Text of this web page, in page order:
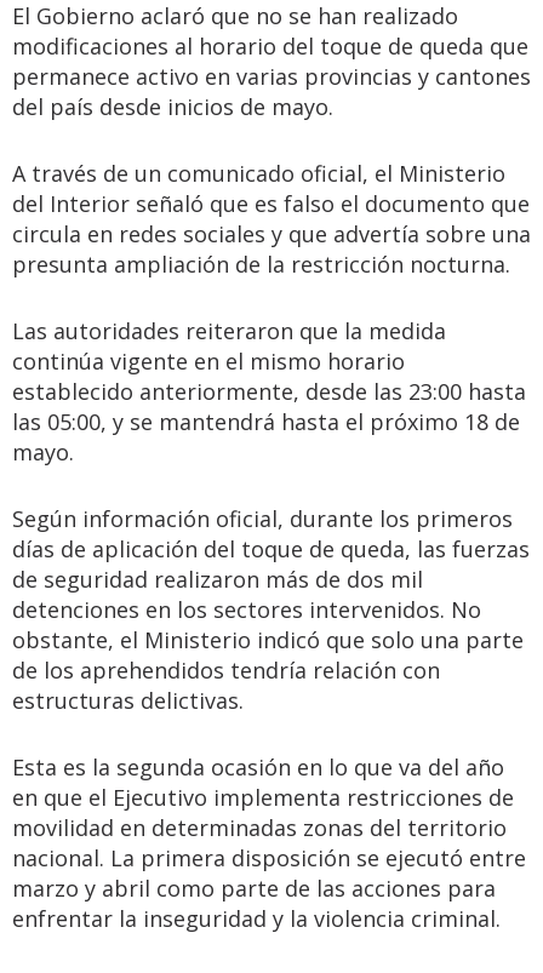
El Gobierno aclaró que no se han realizado
modificaciones al horario del toque de queda que
permanece activo en varias provincias y cantones
del país desde inicios de mayo.
A través de un comunicado oficial, el Ministerio
del Interior señaló que es falso el documento que
circula en redes sociales y que advertía sobre una
presunta ampliación de la restricción nocturna.
Las autoridades reiteraron que la medida
continúa vigente en el mismo horario
establecido anteriormente, desde las 23:00 hasta
las 05:00, y se mantendrá hasta el próximo 18 de
mayo.
Según información oficial, durante los primeros
días de aplicación del toque de queda, las fuerzas
de seguridad realizaron más de dos mil
detenciones en los sectores intervenidos. No
obstante, el Ministerio indicó que solo una parte
de los aprehendidos tendría relación con
estructuras delictivas.
Esta es la segunda ocasión en lo que va del año
en que el Ejecutivo implementa restricciones de
movilidad en determinadas zonas del territorio
nacional. La primera disposición se ejecutó entre
marzo y abril como parte de las acciones para
enfrentar la inseguridad y la violencia criminal.